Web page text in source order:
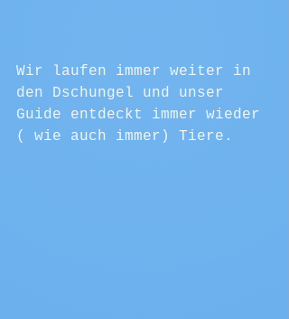
Wir laufen immer weiter in
den Dschungel und unser
Guide entdeckt immer wieder
( wie auch immer) Tiere.